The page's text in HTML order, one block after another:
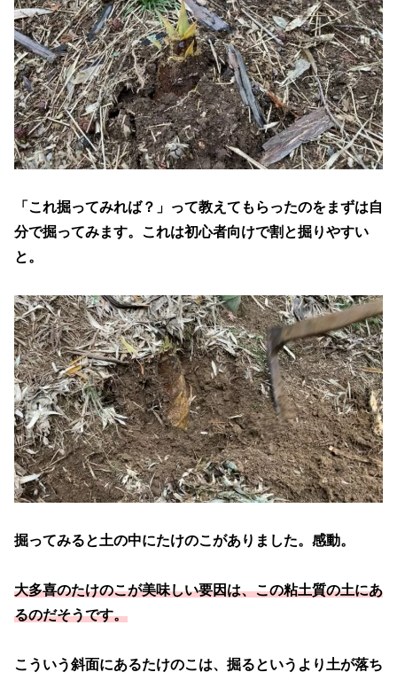
「これ掘ってみれば？」って教えてもらったのをまずは自
分で掘ってみます。これは初心者向けで割と掘りやすい
と。
掘ってみると土の中にたけのこがありました。感動。
大多喜のたけのこが美味しい要因は、この粘土質の土にあ
るのだそうです。
こういう斜面にあるたけのこは、掘るというより土が落ち